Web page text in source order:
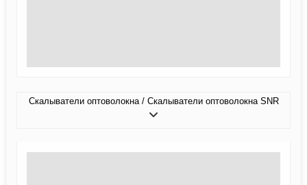
Скалыватели оптоволокна / Скалыватели оптоволокна SNR